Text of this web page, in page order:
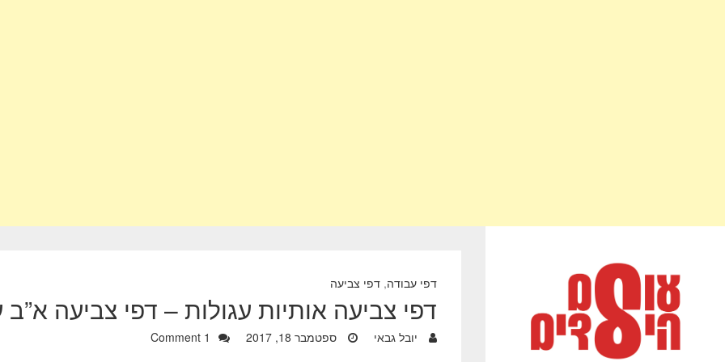
דפי עבודה, דפי צביעה
דפי צביעה אותיות עגולות – דפי צביעה א”ב
יובל גבאי ספטמבר 18, 2017 1 Comment